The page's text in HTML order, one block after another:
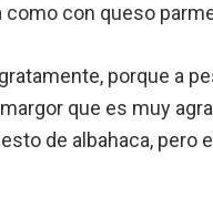
como con queso
porque a
que es muy
de albahaca, pero